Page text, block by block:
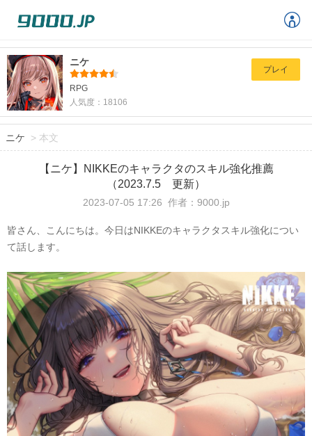
ニケ
RPG
人気度：18106
プレイ
ニケ > 本文
【ニケ】NIKKEのキャラクタのスキル強化推薦
（2023.7.5 更新）
2023-07-05 17:26 作者：9000.jp
皆さん、こんにちは。今日はNIKKEのキャラクタスキル強化につい
て話します。